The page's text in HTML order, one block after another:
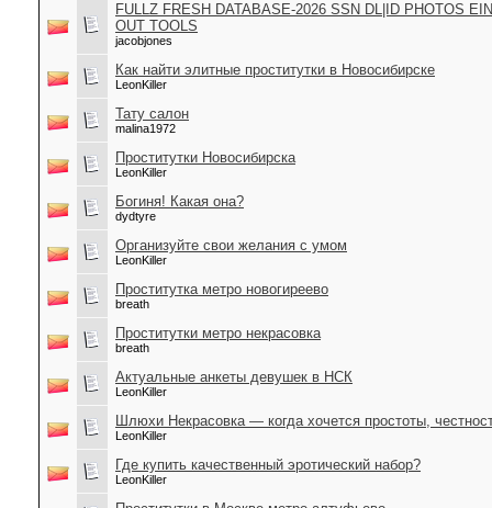
FULLZ FRESH DATABASE-2026 SSN DL|ID PHOTOS
OUT TOOLS
jacobjones
Как найти элитные проститутки в Новосибирске
LeonKiller
Тату салон
malina1972
Проститутки Новосибирска
LeonKiller
Богиня! Какая она?
dydtyre
Организуйте свои желания с умом
LeonKiller
Проститутка метро новогиреево
breath
Проститутки метро некрасовка
breath
Актуальные анкеты девушек в НСК
LeonKiller
Шлюхи Некрасовка — когда хочется простоты,
LeonKiller
Где купить качественный эротический набор?
LeonKiller